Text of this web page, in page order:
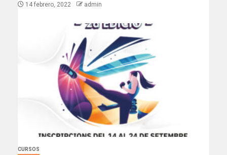
14 febrero, 2022 admin
CURSOS